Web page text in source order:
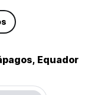
Equador